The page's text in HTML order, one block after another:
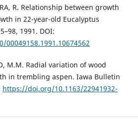
R. Relationship between growth
in 22-year-old Eucalyptus
1991. DOI:
M.M. Radial variation of wood
in trembling aspen. Iawa Bulletin
https://doi.org/10.1163/22941932-